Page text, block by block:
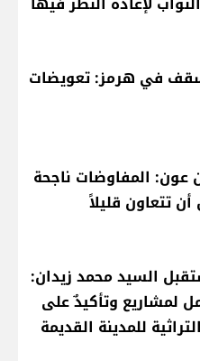
في هرمز: تعويضات
عون: المفاوضات ناجحة
تتعاون قليلاً
السيد محمد زيدان:
لمشاريع وتأكيدٌ على
للمدينة القديمة